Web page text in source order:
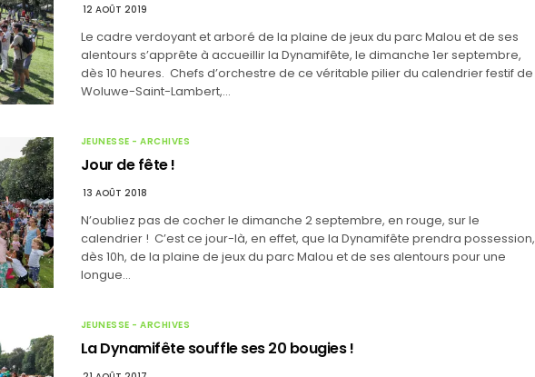
12 AOÛT 2019
Le cadre verdoyant et arboré de la plaine de jeux du parc Malou et de ses
alentours s’apprête à accueillir la Dynamifête, le dimanche 1er septembre,
dès 10 heures. Chefs d’orchestre de ce véritable pilier du calendrier festif de
Woluwe-Saint-Lambert,…
JEUNESSE - ARCHIVES
Jour de fête !
13 AOÛT 2018
N’oubliez pas de cocher le dimanche 2 septembre, en rouge, sur le
calendrier ! C’est ce jour-là, en effet, que la Dynamifête prendra possession,
dès 10h, de la plaine de jeux du parc Malou et de ses alentours pour une
longue…
JEUNESSE - ARCHIVES
La Dynamifête souffle ses 20 bougies !